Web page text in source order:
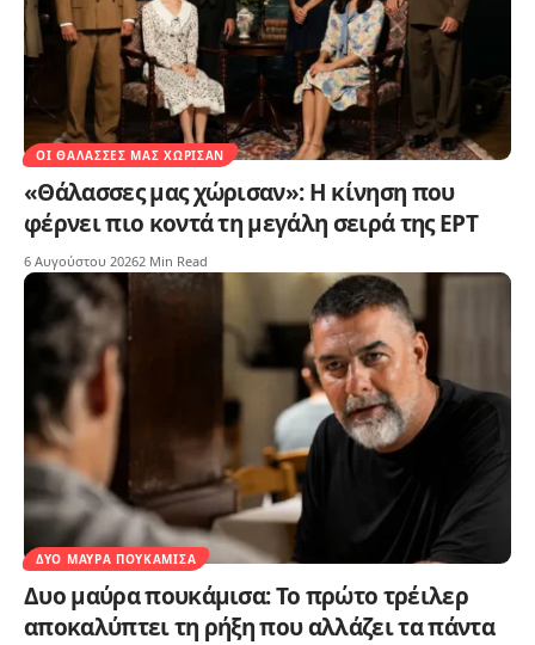
ΟΙ ΘΆΛΑΣΣΕΣ ΜΑΣ ΧΏΡΙΣΑΝ
«Θάλασσες μας χώρισαν»: Η κίνηση που
φέρνει πιο κοντά τη μεγάλη σειρά της ΕΡΤ
6 Αυγούστου 20262 Min Read
ΔΥΟ ΜΑΎΡΑ ΠΟΥΚΆΜΙΣΑ
Δυο μαύρα πουκάμισα: Το πρώτο τρέιλερ
αποκαλύπτει τη ρήξη που αλλάζει τα πάντα